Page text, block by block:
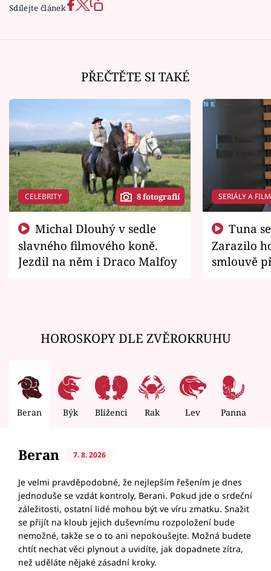
Sdílejte článek
PŘEČTĚTE SI TAKÉ
CELEBRITY 8 fotografií
slavného filmového koně.
Jezdil na něm i Draco Malfoy
SERIÁLY A
Zarazilo
smlouvě
HOROSKOPY DLE ZVĚROKRUHU
Beran Býk Blíženci Rak Lev Panna
Beran 7. 8. 2026
Je velmi pravděpodobné, že nejlepším řešením je dnes
jednoduše se vzdát kontroly, Berani. Pokud jde o srdeční
záležitosti, ostatní lidé mohou být ve víru zmatku. Snažit
se přijít na kloub jejich duševnímu rozpoložení bude
nemožné, takže se o to ani nepokoušejte. Možná budete
chtít nechat věci plynout a uvidíte, jak dopadnete zítra,
než uděláte nějaké zásadní kroky.